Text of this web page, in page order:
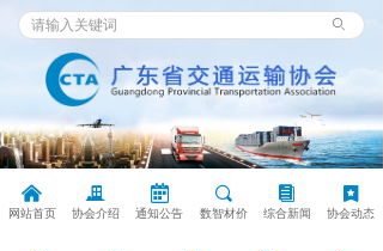
ꄙ
낀
网站首页
끉
协会介绍
녀
通知公告
끠
数智材价
뀴
综合新闻
끈
协会动态